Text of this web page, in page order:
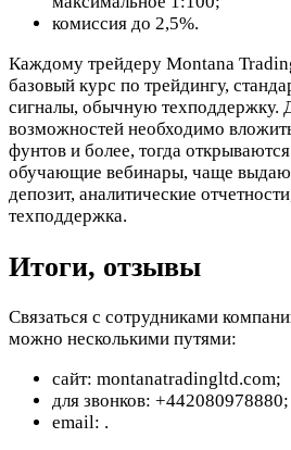
комиссия до 2,5%.
Каждому трейдеру Montana
базовый курс по трейдингу,
сигналы, обычную техподдержку.
возможностей необходимо
фунтов и более, тогда
обучающие вебинары, чаще
депозит, аналитические
техподдержка.
Итоги, отзывы
Связаться с сотрудниками
можно несколькими путями:
сайт: montanatradingltd.com;
для звонков: +442080978880;
email: .